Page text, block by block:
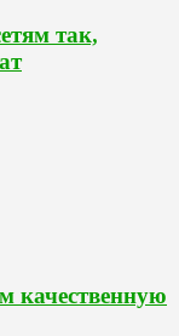
так,
качественную